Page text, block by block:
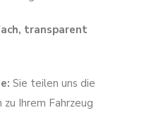
transparent
Sie teilen uns die
Ihrem Fahrzeug